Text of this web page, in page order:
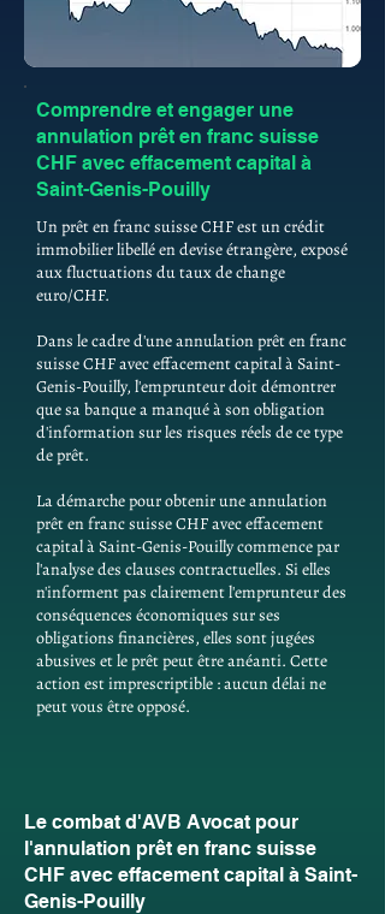
Comprendre et engager une
annulation prêt en franc suisse
CHF avec effacement capital à
Saint-Genis-Pouilly
Un prêt en franc suisse CHF est un crédit
immobilier libellé en devise étrangère, exposé
aux fluctuations du taux de change
euro/CHF.
Dans le cadre d'une annulation prêt en franc
suisse CHF avec effacement capital à Saint-
Genis-Pouilly, l'emprunteur doit démontrer
que sa banque a manqué à son obligation
d'information sur les risques réels de ce type
de prêt.
La démarche pour obtenir une annulation
prêt en franc suisse CHF avec effacement
capital à Saint-Genis-Pouilly commence par
l'analyse des clauses contractuelles. Si elles
n'informent pas clairement l'emprunteur des
conséquences économiques sur ses
obligations financières, elles sont jugées
abusives et le prêt peut être anéanti. Cette
action est imprescriptible : aucun délai ne
peut vous être opposé.
Le combat d'AVB Avocat pour
l'annulation prêt en franc suisse
CHF avec effacement capital à Saint-
Genis-Pouilly